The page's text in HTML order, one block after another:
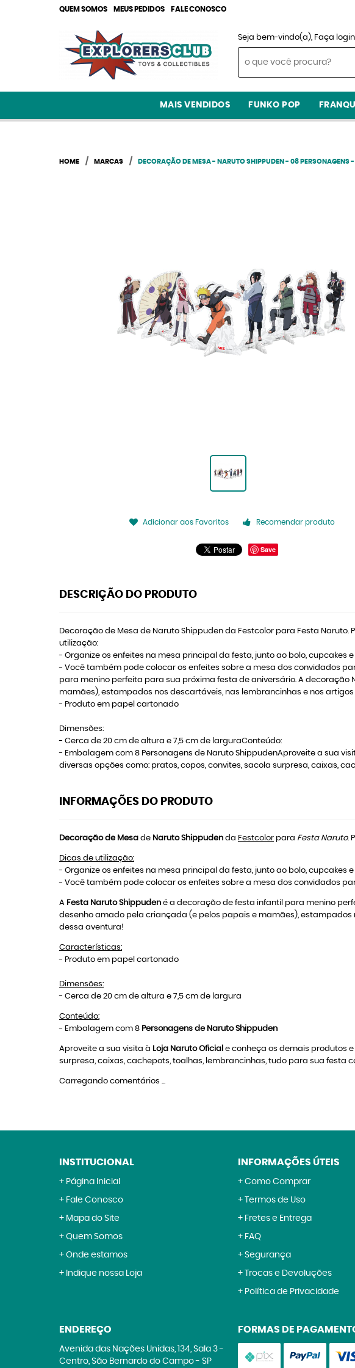
QUEM SOMOS MEUS PEDIDOS FALE CONOSCO
Seja bem-vindo(a), Faça login
MAIS VENDIDOS FUNKO POP
HOME MARCAS DECORAÇÃO DE MESA - NARUTO SHIPPUDEN - 08 PERSONAGENS -
Adicionar aos Favoritos Recomendar produto
Save
DESCRIÇÃO DO PRODUTO
Decoração de Mesa de Naruto Shippuden da Festcolor para Festa
utilização:
- Organize os enfeites na mesa principal da festa, junto ao bolo, cupcakes
- Você também pode colocar os enfeites sobre a mesa dos convidados
para menino perfeita para sua próxima festa de aniversário. A
mamães), estampados nos descartáveis, nas lembrancinhas e nos
- Produto em papel cartonado
Dimensões:
- Cerca de 20 cm de altura e 7,5 cm de larguraConteúdo:
- Embalagem com 8 Personagens de Naruto ShippudenAproveite a sua
diversas opções como: pratos, copos, convites, sacola surpresa, caixas,
INFORMAÇÕES DO PRODUTO
Decoração de Mesa de Naruto Shippuden da Festcolor para Festa Naruto.
Dicas de utilização:
- Organize os enfeites na mesa principal da festa, junto ao bolo, cupcakes
- Você também pode colocar os enfeites sobre a mesa dos convidados
A Festa Naruto Shippuden é a decoração de festa infantil para menino
desenho amado pela criançada (e pelos papais e mamães),
dessa aventura!
Características:
- Produto em papel cartonado
Dimensões:
- Cerca de 20 cm de altura e 7,5 cm de largura
Conteúdo:
- Embalagem com 8 Personagens de Naruto Shippuden
Aproveite a sua visita à Loja Naruto Oficial e conheça os demais produtos
surpresa, caixas, cachepots, toalhas, lembrancinhas, tudo para sua festa
Carregando comentários ...
INSTITUCIONAL
Página Inicial
Fale Conosco
Mapa do Site
Quem Somos
Onde estamos
Indique nossa Loja
INFORMAÇÕES ÚTEIS
Como Comprar
Termos de Uso
Fretes e Entrega
FAQ
Segurança
Trocas e Devoluções
Política de Privacidade
ENDEREÇO
Avenida das Nações Unidas, 134, Sala 3-
Centro, São Bernardo do Campo- SP
FORMAS DE